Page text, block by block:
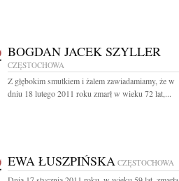
BOGDAN JACEK SZYLLER
CZĘSTOCHOWA
Z głębokim smutkiem i żalem zawiadamiamy, że w
dniu 18 lutego 2011 roku zmarł w wieku 72 lat,...
EWA ŁUSZPIŃSKA CZĘSTOCHOWA